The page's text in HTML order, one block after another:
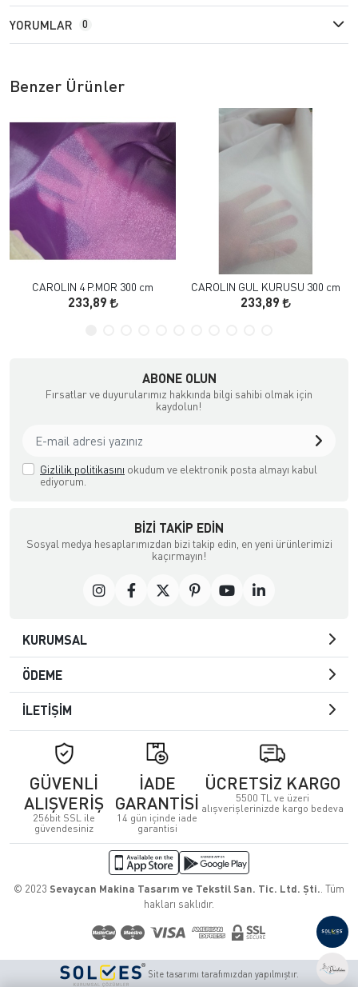
YORUMLAR 0
Benzer Ürünler
CAROLIN 4 P.MOR 300 cm
233,89
CAROLIN GUL KURUSU 300 cm
233,89
ABONE OLUN
Fırsatlar ve duyurularımız hakkında bilgi sahibi olmak için
kaydolun!
Gizlilik politikasını okudum ve elektronik posta almayı kabul
ediyorum.
BIZI TAKIP EDIN
Sosyal medya hesaplarımızdan bizi takip edin, en yeni ürünlerimizi
kaçırmayın!
KURUMSAL
ÖDEME
İLETİŞİM
GÜVENLİ
ALIŞVERİŞ
256bit SSL ile
güvendesiniz
İADE
GARANTİSİ
14 gün içinde iade
garantisi
ÜCRETSİZ KARGO
5500 TL ve üzeri
alışverişlerinizde kargo bedeva
© 2023 Sevaycan Makina Tasarım ve Tekstil San. Tic. Ltd. Şti.. Tüm
hakları saklıdır.
Site tasarımı tarafımızdan yapılmıştır.